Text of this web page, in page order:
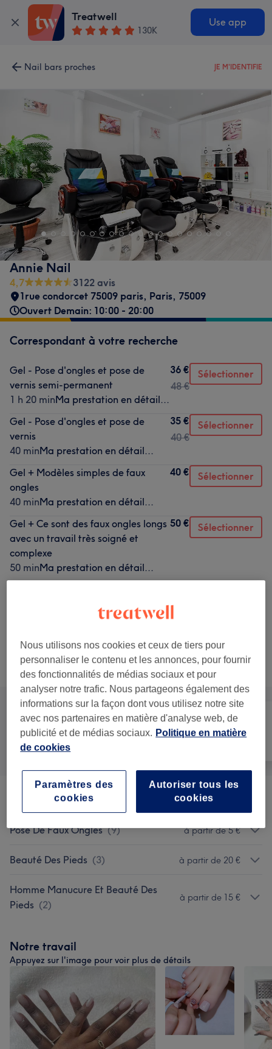
Treatwell
130K
Use app
Nail bars proches JE M'IDENTIFIE
Annie Nail
4,7
3122 avis
1rue condorcet 75009 paris, Paris, 75009
Ouvert Demain: 10:00 - 20:00
Correspondant à votre recherche
Gel - Pose d'ongles et pose de
vernis semi-permanent
1 h 20 minMa prestation en détail...
36 €
48 €
Sélectionner
Gel - Pose d'ongles et pose de
vernis
40 minMa prestation en détail...
35 €
40 €
Sélectionner
Gel + Modèles simples de faux
ongles
40 minMa prestation en détail...
40 € Sélectionner
Gel + Ce sont des faux ongles longs
avec un travail très soigné et
complexe
50 minMa prestation en détail...
50 € Sélectionner
Ma prestation en détail...
Ce n'est pas ce que vous recherchiez ?
Recherchez dans notre liste de prestations
Manucure et
Épilation
Manucure (5) à partir de 5 €
Pose De Faux Ongles (9) à partir de 5 €
Beauté Des Pieds (3) à partir de 20 €
Homme Manucure Et Beauté Des
Pieds (2)
à partir de 15 €
Notre travail
Appuyez sur l'image pour voir plus de détails
Nous utilisons nos cookies et ceux de tiers pour
personnaliser le contenu et les annonces, pour fournir
des fonctionnalités de médias sociaux et pour
analyser notre trafic. Nous partageons également des
informations sur la façon dont vous utilisez notre site
avec nos partenaires en matière d'analyse web, de
publicité et de médias sociaux. Politique en matière
de cookies
Autoriser tous les
cookies
Paramètres des
cookies